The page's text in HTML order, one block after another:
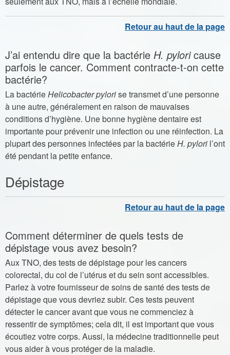
J’ai entendu dire que la bactérie H. pyloricause
parfois le cancer. Comment contracte-t-on cette
bactérie?
La bactérieHelicobacter pylorise transmet d’une personne
à une autre, généralement en raison de mauvaises
conditions d’hygiène. Une bonne hygiène dentaire est
importante pour prévenir une infection ou une réinfection. La
plupart des personnes infectées par la bactérieH. pylori l’ont
été pendant la petite enfance.
Dépistage
Comment déterminer de quels tests de
dépistage vous avez besoin?
Aux TNO, des tests de dépistage pour les cancers
colorectal, du col de l’utérus et du sein sont accessibles.
Parlez à votre fournisseur de soins de santé des tests de
dépistage que vous devriez subir. Ces tests peuvent
détecter le cancer avant que vous ne commenciez à
ressentir de symptômes; cela dit, il est important que vous
écoutiez votre corps. Aussi, la médecine traditionnelle peut
vous aider à vous protéger de la maladie.